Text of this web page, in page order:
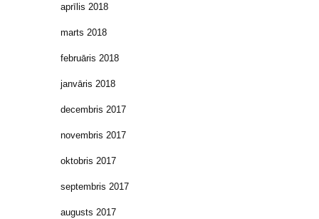
aprīlis 2018
marts 2018
februāris 2018
janvāris 2018
decembris 2017
novembris 2017
oktobris 2017
septembris 2017
augusts 2017